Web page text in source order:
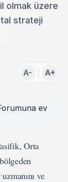
olmak üzere
strateji
A- A+
Orta
ve